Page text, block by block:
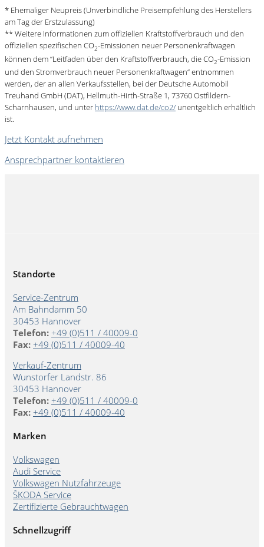
* Ehemaliger Neupreis (Unverbindliche Preisempfehlung des Herstellers
am Tag der Erstzulassung)
** Weitere Informationen zum offiziellen Kraftstoffverbrauch und den
offiziellen spezifischen CO2-Emissionen neuer Personenkraftwagen
können dem “Leitfaden über den Kraftstoffverbrauch, die CO2-Emission
und den Stromverbrauch neuer Personenkraftwagen“ entnommen
werden, der an allen Verkaufsstellen, bei der Deutsche Automobil
Treuhand GmbH (DAT), Hellmuth-Hirth-Straße 1, 73760 Ostfildern-
Scharnhausen, und unter https://www.dat.de/co2/ unentgeltlich erhältlich
ist.
Jetzt Kontakt aufnehmen
Ansprechpartner kontaktieren
Standorte
Service-Zentrum
Am Bahndamm 50
30453 Hannover
Telefon: +49 (0)511 / 40009-0
Fax: +49 (0)511 / 40009-40
Verkauf-Zentrum
Wunstorfer Landstr. 86
30453 Hannover
Telefon: +49 (0)511 / 40009-0
Fax: +49 (0)511 / 40009-40
Marken
Volkswagen
Audi Service
Volkswagen Nutzfahrzeuge
ŠKODA Service
Zertifizierte Gebrauchtwagen
Schnellzugriff